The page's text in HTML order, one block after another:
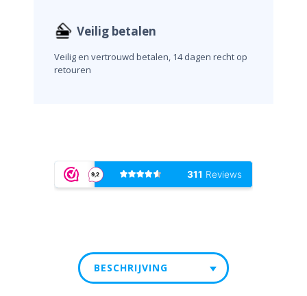
Veilig betalen
Veilig en vertrouwd betalen, 14 dagen recht op
retouren
BESCHRIJVING